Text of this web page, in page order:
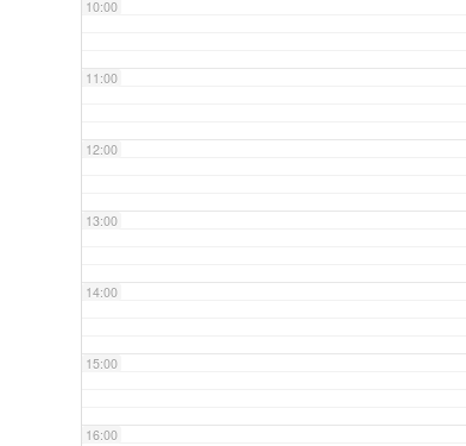
10:00
11:00
12:00
13:00
14:00
15:00
16:00